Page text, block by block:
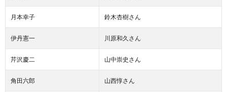
月本幸子 鈴木杏樹さん
伊丹憲一 川原和久さん
芹沢慶二 山中崇史さん
角田六郎 山西惇さん